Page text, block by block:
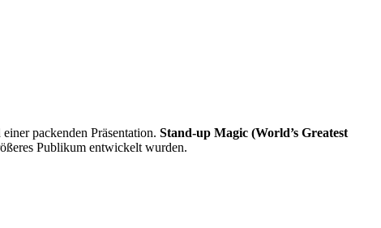
packenden Präsentation. Stand-up Magic (World’s Greatest
Publikum entwickelt wurden.